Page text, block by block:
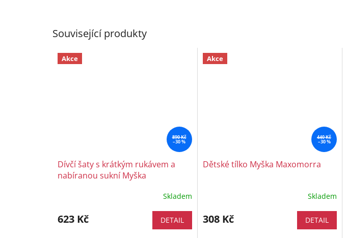
Související produkty
Akce
890 Kč
–30 %
Dívčí šaty s krátkým rukávem a
nabíranou sukní Myška
Skladem
623 Kč DETAIL
Akce
440 Kč
–30 %
Dětské tílko Myška Maxomorra
Skladem
308 Kč DETAIL